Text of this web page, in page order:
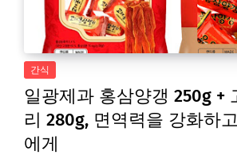
간식
일광제과 홍삼양갱 250g +
리 280g, 면역력을 강화하
에게